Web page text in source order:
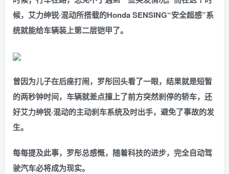
候，艾力绅锐·混动所搭载的Honda SENSING“安全超感”系
统就能给车辆装上第二层铠甲了。
曾因为儿子在后座打闹，罗彤回头看了一眼，结果就是短暂
的两秒钟时间，车辆就差点撞上了前方突然刹停的轿车，还
好艾力绅锐·混动的主动刹车系统及时出手，避免了事故的发
生。
每每提及此事，罗彤总感慨，随着科技的进步，完全自动驾
驶汽车必将成为现实。